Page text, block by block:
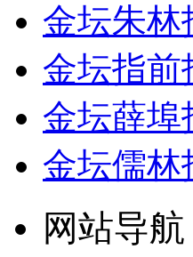
金坛朱林
金坛指前
金坛薛埠
金坛儒林
网站导航